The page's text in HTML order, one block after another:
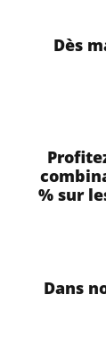
Dès
% sur
Dans